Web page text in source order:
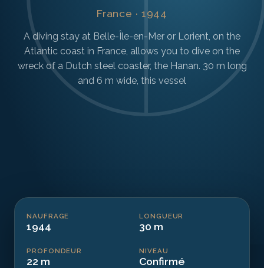
France · 1944
A diving stay at Belle-Île-en-Mer or Lorient, on the
Atlantic coast in France, allows you to dive on the
wreck of a Dutch steel coaster, the Hanan. 30 m long
and 6 m wide, this vessel
NAUFRAGE
1944
LONGUEUR
30 m
PROFONDEUR
22 m
NIVEAU
Confirmé